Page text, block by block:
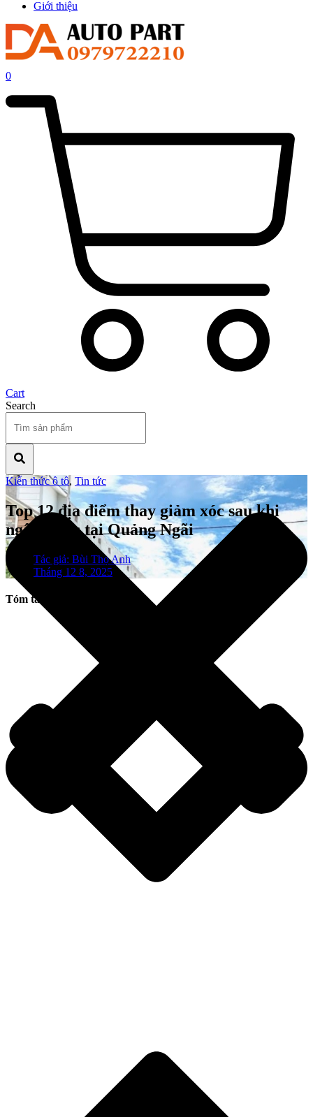
Giới thiệu
0
Cart
Search
Kiến thức ô tô, Tin tức
Top 12 địa điểm thay giảm xóc sau khi
ngập nước tại Quảng Ngãi
Tác giả: Bùi Thọ Anh
Tháng 12 8, 2025
Tóm tắt nội dung